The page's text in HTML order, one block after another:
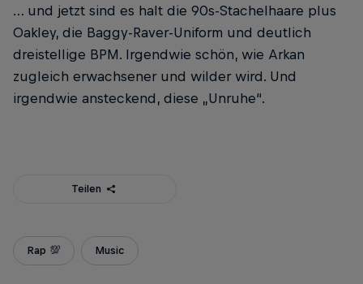
… und jetzt sind es halt die 90s-Stachelhaare plus
Oakley, die Baggy-Raver-Uniform und deutlich
dreistellige BPM. Irgendwie schön, wie Arkan
zugleich erwachsener und wilder wird. Und
irgendwie ansteckend, diese „Unruhe“.
Teilen
Rap 💯 Music